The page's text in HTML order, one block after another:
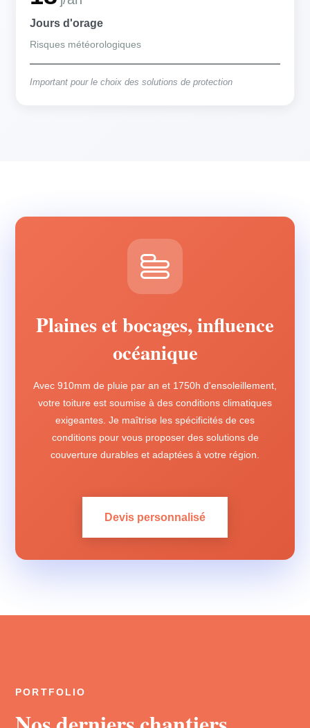
Jours d'orage
Risques météorologiques
Important pour le choix des solutions de protection
Plaines et bocages, influence
océanique
Avec 910mm de pluie par an et 1750h d'ensoleillement,
votre toiture est soumise à des conditions climatiques
exigeantes. Je maîtrise les spécificités de ces
conditions pour vous proposer des solutions de
couverture durables et adaptées à votre région.
Devis personnalisé
PORTFOLIO